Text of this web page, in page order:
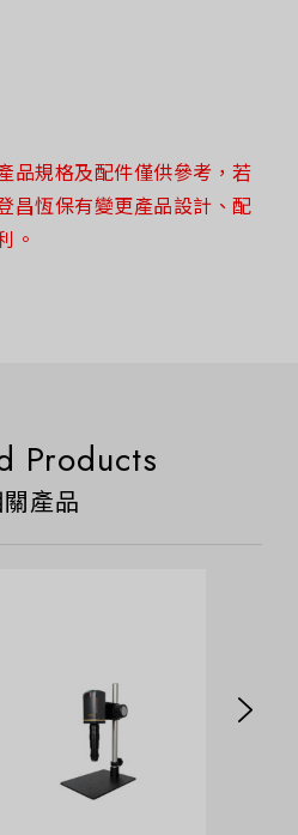
品規格及配件僅供參考，若
昌恆保有變更產品設計、配
。
Products
產品